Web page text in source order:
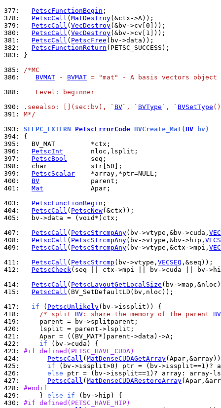
377:
PetscFunctionBegin
378:
PetscCall ( MatDestroy
379:
PetscCall ( VecDestroy
380:
PetscCall ( VecDestroy
381:
PetscCall ( PetscFree
382:
PetscFunctionReturn
383:
}
385: /*MC
386:
BVMAT - BVMAT = "mat" - A basis vectors object
388:
   Level: beginner
390:
.seealso: [](sec:bv), ` BV`, ` BVType `, ` BVSetType
391: M*/
393: SLEPC_EXTERN PetscErrorCode BVCreate_Mat(BV bv)
394:
395:
396:
PetscInt
397:
PetscBool
398:
399:
PetscScalar
400:
BV
401:
Mat
            Apar;
403:
PetscFunctionBegin
404:
PetscCall ( PetscNew
405:
  bv->data = (void*)ctx;
407:
PetscCall ( PetscStrcmpAny(bv->vtype,&bv->cuda,
408:
PetscCall ( PetscStrcmpAny(bv->vtype,&bv->hip,
409:
PetscCall ( PetscStrcmpAny(bv->vtype,&ctx->mpi,
411:
PetscCall ( PetscStrcmp (bv->vtype, VECSEQ
412:
PetscCheck(seq || ctx->mpi || bv->cuda || bv-
414:
PetscCall ( PetscLayoutGetLocalSize
415:
PetscCall (BV_SetDefaultLD(bv,nloc));
417:
if ( PetscUnlikely
418:
/* split BV : share the memory of the parent BV
419:
420:
421:
422:
if
423: #if defined(PETSC_HAVE_CUDA)
424:
PetscCall ( MatDenseCUDAGetArray
425:
if
426:
else
427:
PetscCall ( MatDenseCUDARestoreArray
428: #endif
429:
    }
else if
430: #if defined(PETSC_HAVE_HIP)